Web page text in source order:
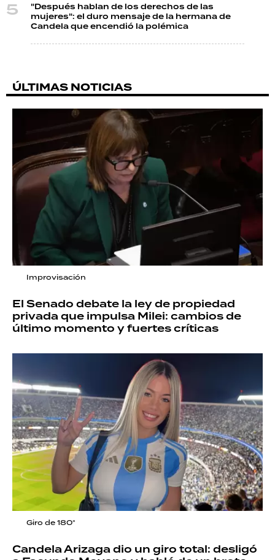
"Después hablan de los derechos de las
mujeres": el duro mensaje de la hermana de
Candela que encendió la polémica
ÚLTIMAS NOTICIAS
Improvisación
El Senado debate la ley de propiedad
privada que impulsa Milei: cambios de
último momento y fuertes críticas
Giro de 180°
Candela Arizaga dio un giro total: desligó